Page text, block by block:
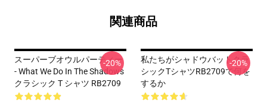
関連商品
スーパーブオウルパーティー
- What We Do In The Shadows
クラシック T シャツ RB2709
-20%
私たちがシャドウバットクラ
シックTシャツRB2709で何を
するか
-20%